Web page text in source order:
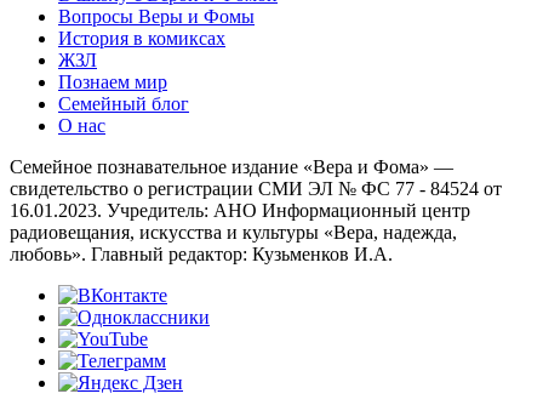
Вопросы Веры и Фомы
История в комиксах
ЖЗЛ
Познаем мир
Семейный блог
О нас
Семейное познавательное издание «Вера и Фома» —
свидетельство о регистрации СМИ ЭЛ № ФС 77 - 84524 от
16.01.2023. Учредитель: АНО Информационный центр
радиовещания, искусства и культуры «Вера, надежда,
любовь». Главный редактор: Кузьменков И.А.